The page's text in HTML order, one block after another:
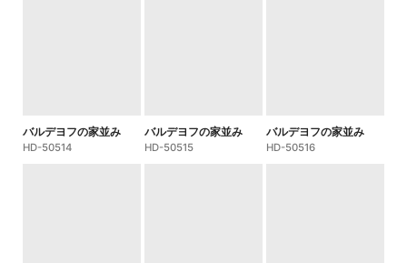
バルデヨフの家並み
HD-50514
バルデヨフの家並み
HD-50515
バルデヨフの家並み
HD-50516